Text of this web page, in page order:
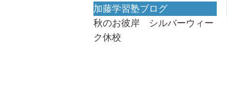
加藤学習塾ブログ
秋のお彼岸 シルバーウィー
ク休校